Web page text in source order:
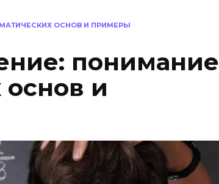
ОСНОВ И ПРИМЕРЫ
понимание
и